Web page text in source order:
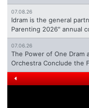
07.08.26
Idram is the general
Parenting 2026" annual
07.06.26
The Power of One Dram
Orchestra Conclude the